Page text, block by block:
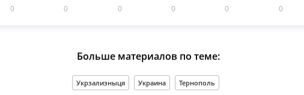
0 0 0 0 0 0
Больше материалов по теме:
Укрзализныця Украина Тернополь